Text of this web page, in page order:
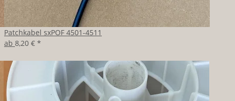
Patchkabel sxPOF 4501-4511
ab 8,20 € *